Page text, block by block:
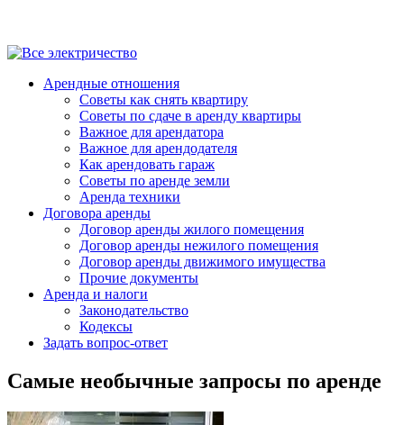
Арендные отношения
Советы как снять квартиру
Советы по сдаче в аренду квартиры
Важное для арендатора
Важное для арендодателя
Как арендовать гараж
Советы по аренде земли
Аренда техники
Договора аренды
Договор аренды жилого помещения
Договор аренды нежилого помещения
Договор аренды движимого имущества
Прочие документы
Аренда и налоги
Законодательство
Кодексы
Задать вопрос-ответ
Самые необычные запросы по аренде